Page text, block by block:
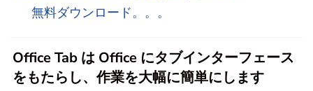
無料ダウンロード。。。
Office Tab は Office にタブインターフェース
をもたらし、作業を大幅に簡単にします